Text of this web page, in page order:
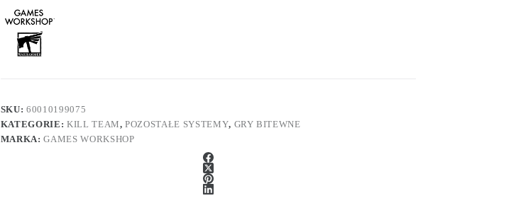
SKU:60010199075
KATEGORIE: KILL TEAM,POZOSTAŁE SYSTEMY, GRY BITEWNE
MARKA:GAMES WORKSHOP